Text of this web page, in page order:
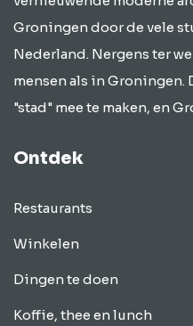
Groningen door de vele
Nederland. Nergens ter
mensen als in
"stad" mee te maken, en
Ontdek
Restaurants
Winkelen
Dingen te doen
Koffie, thee en lunch